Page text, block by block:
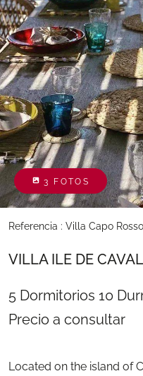
3 FOTOS
Referencia : Villa Capo
VILLA ILE DE
5 Dormitorios 10
Precio a consultar
Located on the island of